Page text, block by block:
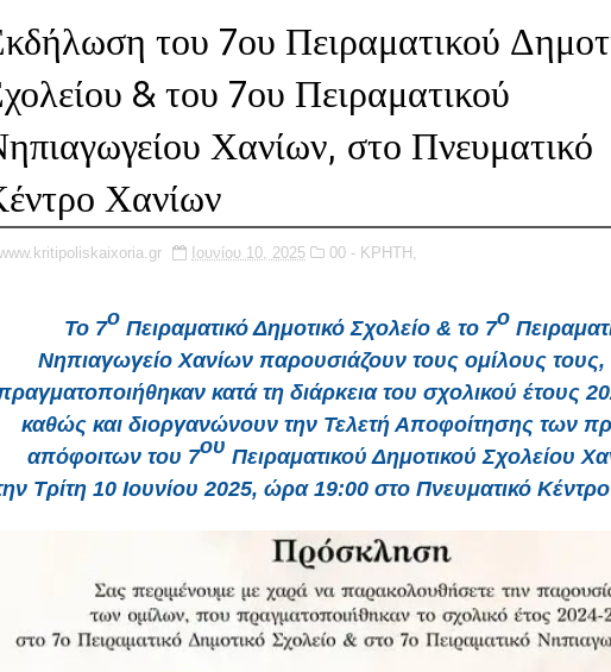
του 7ου Πειραματικού
& του 7ου Πειραματικού
Χανίων, στο Πνευματικό
Χανίων
Ιουνίου 10, 2025 00 - ΚΡΗΤΗ,
Το 7ο Πειραματικό Δημοτικό Σχολείο & το 7ο
Νηπιαγωγείο Χανίων παρουσιάζουν τους ομίλους τους,
κατά τη διάρκεια του σχολικού έτους
καθώς και διοργανώνουν την Τελετή Αποφοίτησης των
απόφοιτων του 7ου Πειραματικού Δημοτικού Σχολείου
Τρίτη 10 Ιουνίου 2025, ώρα 19:00 στο Πνευματικό